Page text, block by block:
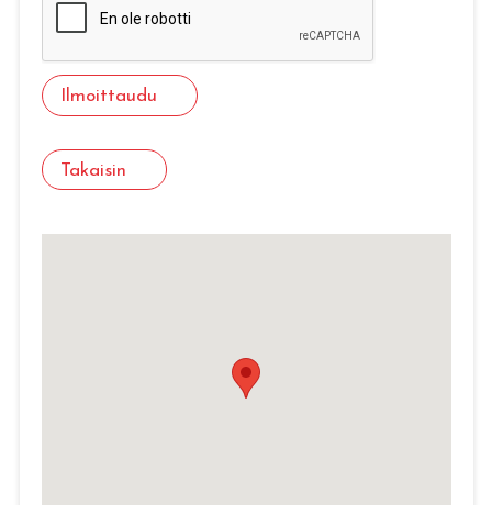
Ilmoittaudu
Takaisin